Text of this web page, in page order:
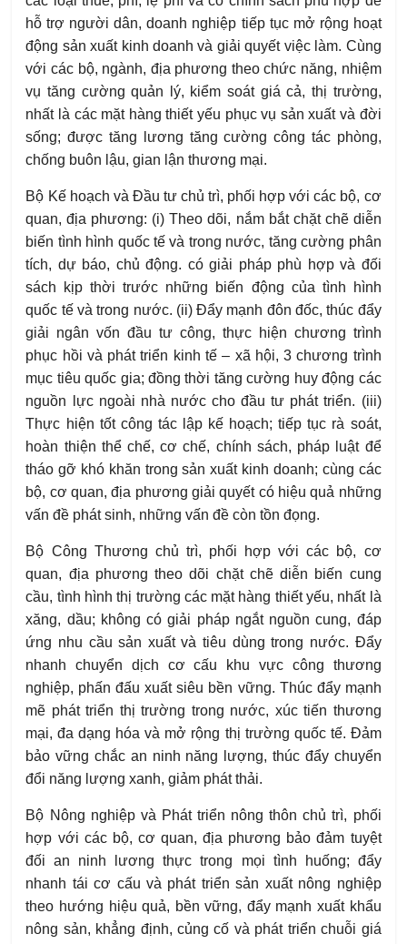
hỗ trợ người dân, doanh nghiệp tiếp tục mở rộng hoạt
động sản xuất kinh doanh và giải quyết việc làm. Cùng
với các bộ, ngành, địa phương theo chức năng, nhiệm
vụ tăng cường quản lý, kiểm soát giá cả, thị trường,
nhất là các mặt hàng thiết yếu phục vụ sản xuất và đời
sống; được tăng lương tăng cường công tác phòng,
chống buôn lậu, gian lận thương mại.
Bộ Kế hoạch và Đầu tư chủ trì, phối hợp với các bộ, cơ
quan, địa phương: (i) Theo dõi, nắm bắt chặt chẽ diễn
biến tình hình quốc tế và trong nước, tăng cường phân
tích, dự báo, chủ động. có giải pháp phù hợp và đối
sách kịp thời trước những biến động của tình hình
quốc tế và trong nước. (ii) Đẩy mạnh đôn đốc, thúc đẩy
giải ngân vốn đầu tư công, thực hiện chương trình
phục hồi và phát triển kinh tế – xã hội, 3 chương trình
mục tiêu quốc gia; đồng thời tăng cường huy động các
nguồn lực ngoài nhà nước cho đầu tư phát triển. (iii)
Thực hiện tốt công tác lập kế hoạch; tiếp tục rà soát,
hoàn thiện thể chế, cơ chế, chính sách, pháp luật để
tháo gỡ khó khăn trong sản xuất kinh doanh; cùng các
bộ, cơ quan, địa phương giải quyết có hiệu quả những
vấn đề phát sinh, những vấn đề còn tồn đọng.
Bộ Công Thương chủ trì, phối hợp với các bộ, cơ
quan, địa phương theo dõi chặt chẽ diễn biến cung
cầu, tình hình thị trường các mặt hàng thiết yếu, nhất là
xăng, dầu; không có giải pháp ngắt nguồn cung, đáp
ứng nhu cầu sản xuất và tiêu dùng trong nước. Đẩy
nhanh chuyển dịch cơ cấu khu vực công thương
nghiệp, phấn đấu xuất siêu bền vững. Thúc đẩy mạnh
mẽ phát triển thị trường trong nước, xúc tiến thương
mại, đa dạng hóa và mở rộng thị trường quốc tế. Đảm
bảo vững chắc an ninh năng lượng, thúc đẩy chuyển
đổi năng lượng xanh, giảm phát thải.
Bộ Nông nghiệp và Phát triển nông thôn chủ trì, phối
hợp với các bộ, cơ quan, địa phương bảo đảm tuyệt
đối an ninh lương thực trong mọi tình huống; đẩy
nhanh tái cơ cấu và phát triển sản xuất nông nghiệp
theo hướng hiệu quả, bền vững, đẩy mạnh xuất khẩu
nông sản, khẳng định, củng cố và phát triển chuỗi giá